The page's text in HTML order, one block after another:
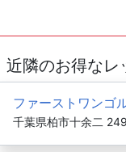
近隣のお得なレ
ファーストワンゴ
千葉県柏市十余二